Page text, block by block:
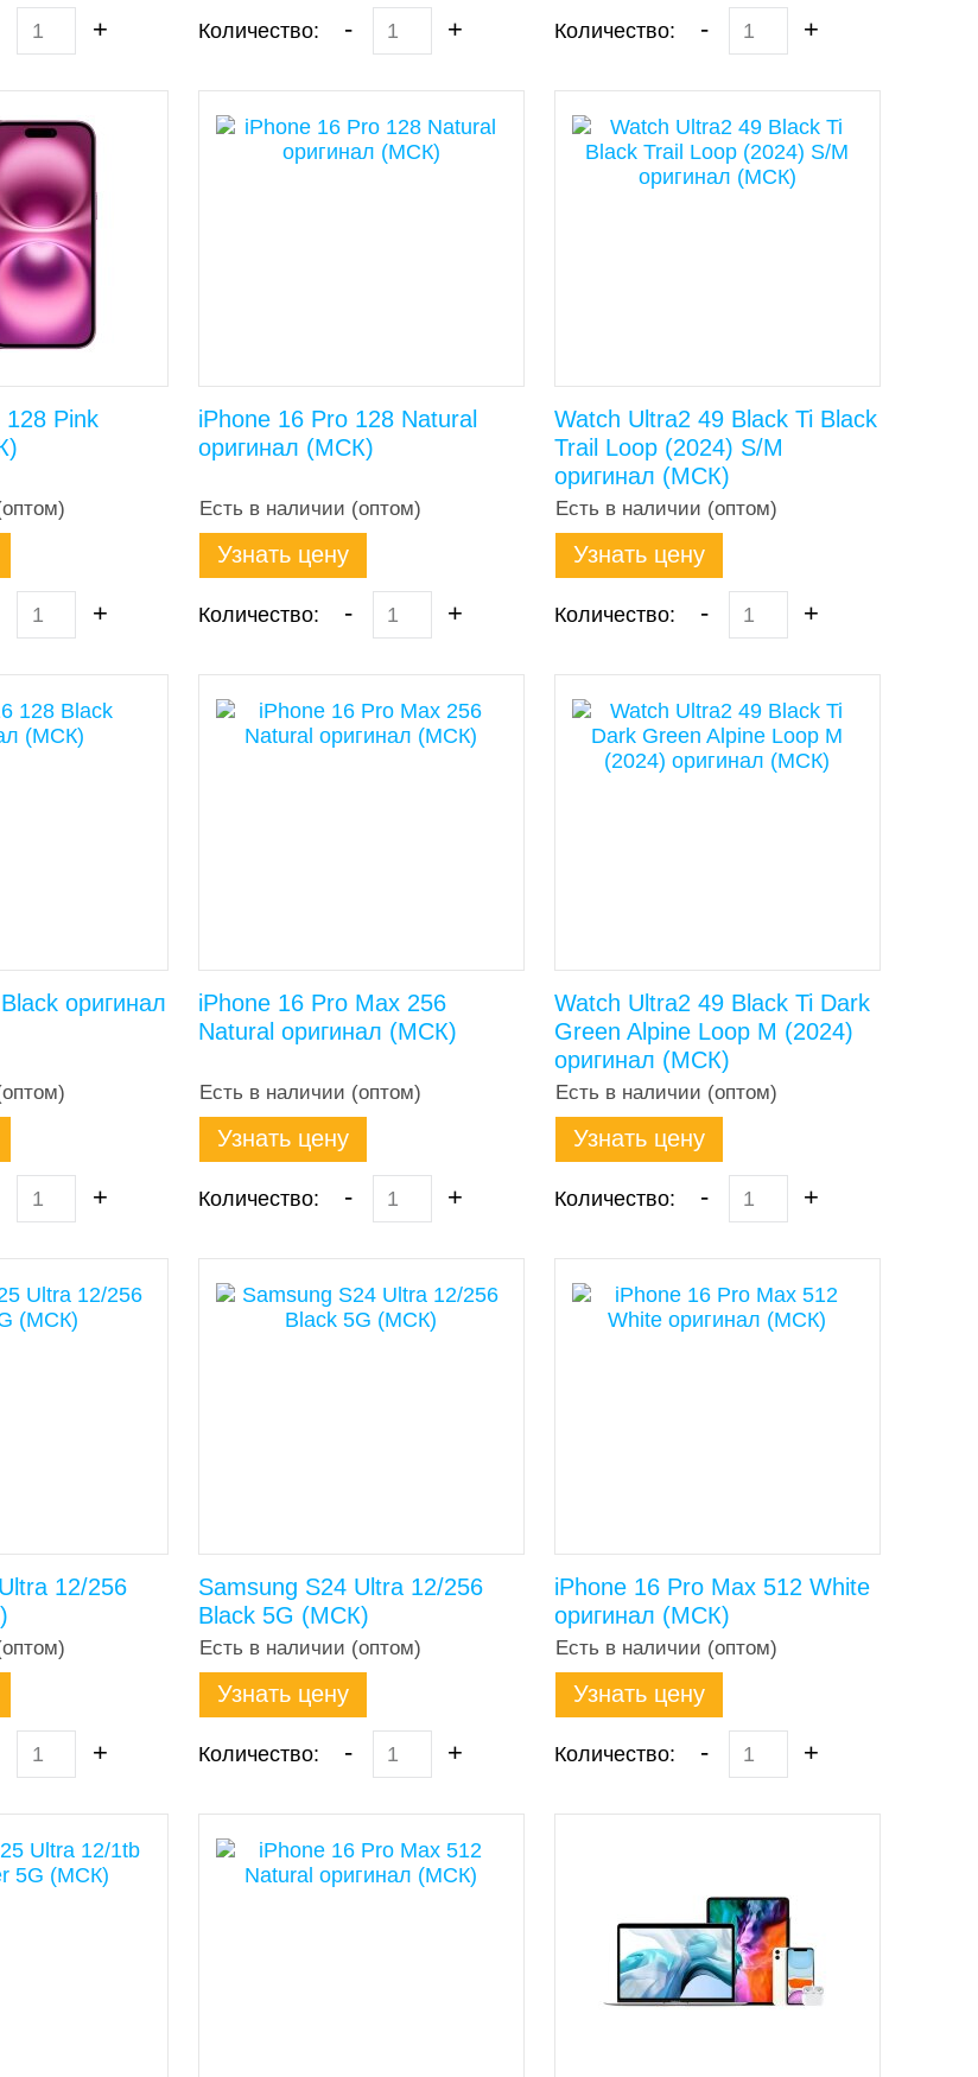
+ Количество: - + Количество: - +
128 Pink
+
iPhone 16 Pro 128 Natural
оригинал (МСК)
Есть в наличии (оптом)
Узнать цену
Количество: - +
Watch Ultra2 49 Black Ti Black
Trail Loop (2024) S/M
оригинал (МСК)
Есть в наличии (оптом)
Узнать цену
Количество: - +
оригинал
+
iPhone 16 Pro Max 256
Natural оригинал (МСК)
Есть в наличии (оптом)
Узнать цену
Количество: - +
Watch Ultra2 49 Black Ti Dark
Green Alpine Loop M (2024)
оригинал (МСК)
Есть в наличии (оптом)
Узнать цену
Количество: - +
12/256
+
Samsung S24 Ultra 12/256
Black 5G (МСК)
Есть в наличии (оптом)
Узнать цену
Количество: - +
iPhone 16 Pro Max 512 White
оригинал (МСК)
Есть в наличии (оптом)
Узнать цену
Количество: - +